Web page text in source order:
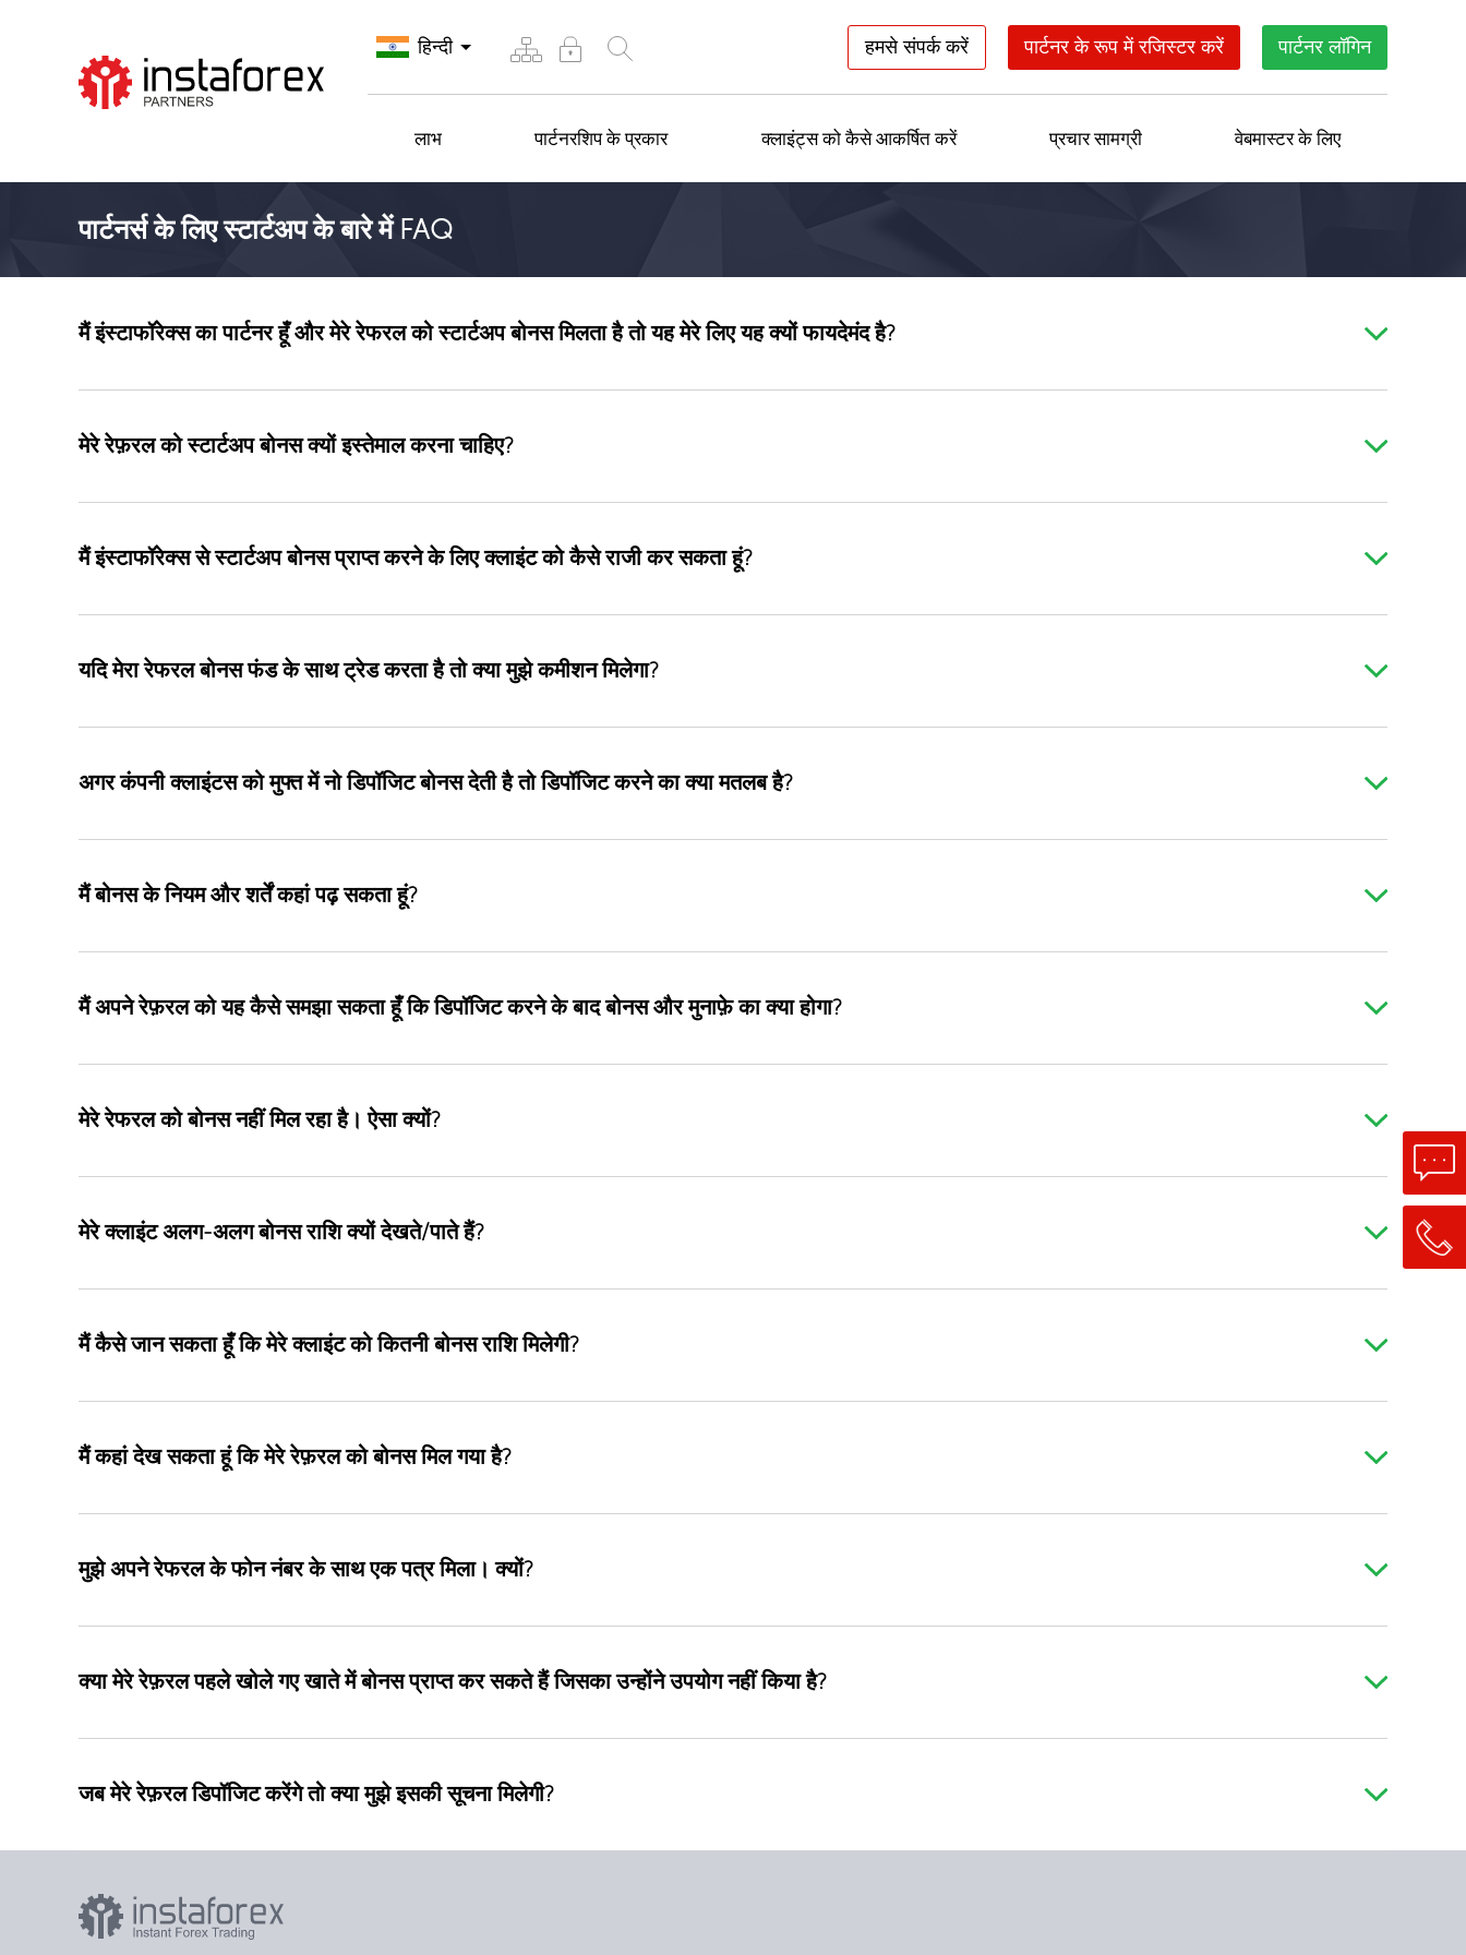
हिन्दी हमसे संपर्क करें पार्टनर के रूप में रजिस्टर करें पार्टनर लॉगिन
लाभ पार्टनरशिप के प्रकार क्लाइंट्स को कैसे आकर्षित करें प्रचार सामग्री वेबमास्टर के लिए
पार्टनर्स के लिए स्टार्टअप के बारे में FAQ
मैं इंस्टाफॉरेक्स का पार्टनर हूँ और मेरे रेफरल को स्टार्टअप बोनस मिलता है तो यह मेरे लिए यह क्यों फायदेमंद है?
मेरे रेफ़रल को स्टार्टअप बोनस क्यों इस्तेमाल करना चाहिए?
मैं इंस्टाफॉरेक्स से स्टार्टअप बोनस प्राप्त करने के लिए क्लाइंट को कैसे राजी कर सकता हूं?
यदि मेरा रेफरल बोनस फंड के साथ ट्रेड करता है तो क्या मुझे कमीशन मिलेगा?
अगर कंपनी क्लाइंटस को मुफ्त में नो डिपॉजिट बोनस देती है तो डिपॉजिट करने का क्या मतलब है?
मैं बोनस के नियम और शर्तें कहां पढ़ सकता हूं?
मैं अपने रेफ़रल को यह कैसे समझा सकता हूँ कि डिपॉजिट करने के बाद बोनस और मुनाफ़े का क्या होगा?
मेरे रेफरल को बोनस नहीं मिल रहा है। ऐसा क्यों?
मेरे क्लाइंट अलग-अलग बोनस राशि क्यों देखते/पाते हैं?
मैं कैसे जान सकता हूँ कि मेरे क्लाइंट को कितनी बोनस राशि मिलेगी?
मैं कहां देख सकता हूं कि मेरे रेफ़रल को बोनस मिल गया है?
मुझे अपने रेफरल के फोन नंबर के साथ एक पत्र मिला। क्यों?
क्या मेरे रेफ़रल पहले खोले गए खाते में बोनस प्राप्त कर सकते हैं जिसका उन्होंने उपयोग नहीं किया है?
जब मेरे रेफ़रल डिपॉजिट करेंगे तो क्या मुझे इसकी सूचना मिलेगी?